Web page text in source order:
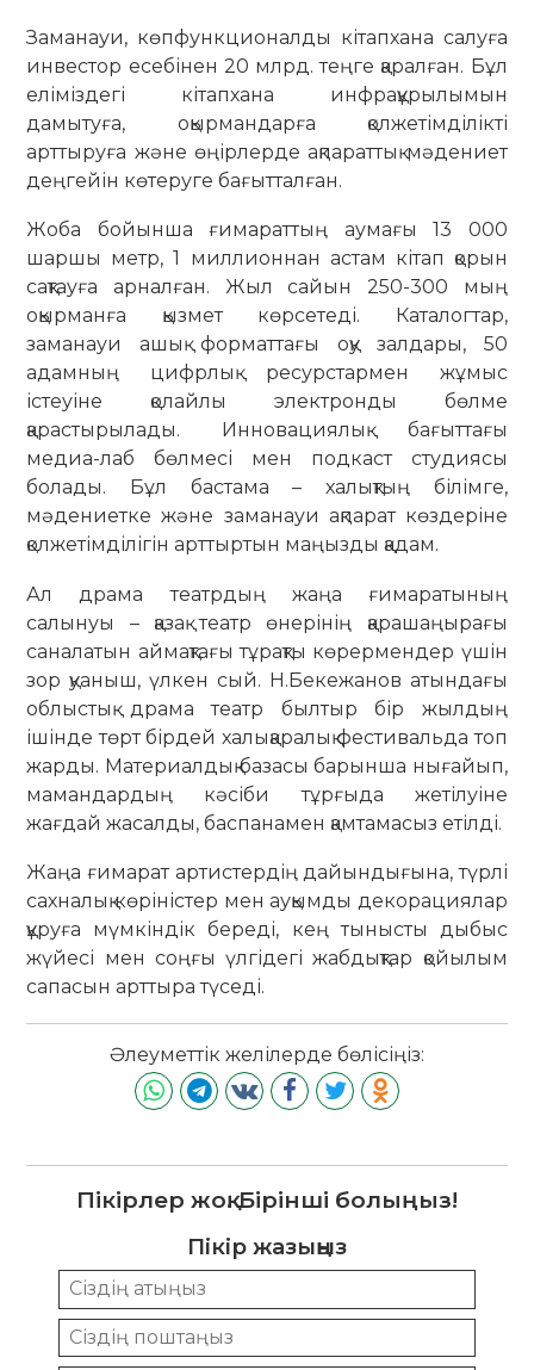
Заманауи, көпфункционалды кітапхана салуға
инвестор есебінен 20 млрд. теңге қаралған. Бұл
еліміздегі кітапхана инфрақұрылымын
дамытуға, оқырмандарға қолжетімділікті
арттыруға және өңірлерде ақпараттық мәдениет
деңгейін көтеруге бағытталған.
Жоба бойынша ғимараттың аумағы 13 000
шаршы метр, 1 миллионнан астам кітап қорын
сақтауға арналған. Жыл сайын 250-300 мың
оқырманға қызмет көрсетеді. Каталогтар,
заманауи ашық форматтағы оқу залдары, 50
адамның цифрлық ресурстармен жұмыс
істеуіне қолайлы электронды бөлме
қарастырылады. Инновациялық бағыттағы
медиа-лаб бөлмесі мен подкаст студиясы
болады. Бұл бастама – халықтың білімге,
мәдениетке және заманауи ақпарат көздеріне
қолжетімділігін арттыртын маңызды қадам.
Ал драма театрдың жаңа ғимаратының
салынуы – қазақ театр өнерінің қарашаңырағы
саналатын аймақтағы тұрақты көрермендер үшін
зор қуаныш, үлкен сый. Н.Бекежанов атындағы
облыстық драма театр былтыр бір жылдың
ішінде төрт бірдей халықаралық фестивальда топ
жарды. Материалдық базасы барынша нығайып,
мамандардың кәсіби тұрғыда жетілуіне
жағдай жасалды, баспанамен қамтамасыз етілді.
Жаңа ғимарат артистердің дайындығына, түрлі
сахналық көріністер мен ауқымды декорациялар
құруға мүмкіндік береді, кең тынысты дыбыс
жүйесі мен соңғы үлгідегі жабдықтар қойылым
сапасын арттыра түседі.
Әлеуметтік желілерде бөлісіңіз:
Пікірлер жоқ. Бірінші болыңыз!
Пікір жазыңыз